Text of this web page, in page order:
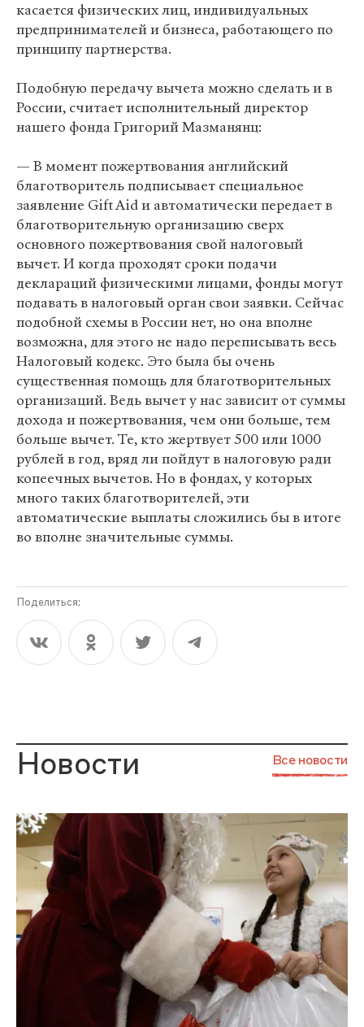
касается физических лиц, индивидуальных
предпринимателей и бизнеса, работающего по
принципу партнерства.
Подобную передачу вычета можно сделать и в
России, считает исполнительный директор
нашего фонда Григорий Мазманянц:
— В момент пожертвования английский
благотворитель подписывает специальное
заявление Gift Aid и автоматически передает в
благотворительную организацию сверх
основного пожертвования свой налоговый
вычет. И когда проходят сроки подачи
деклараций физическими лицами, фонды могут
подавать в налоговый орган свои заявки. Сейчас
подобной схемы в России нет, но она вполне
возможна, для этого не надо переписывать весь
Налоговый кодекс. Это была бы очень
существенная помощь для благотворительных
организаций. Ведь вычет у нас зависит от суммы
дохода и пожертвования, чем они больше, тем
больше вычет. Те, кто жертвует 500 или 1000
рублей в год, вряд ли пойдут в налоговую ради
копеечных вычетов. Но в фондах, у которых
много таких благотворителей, эти
автоматические выплаты сложились бы в итоге
во вполне значительные суммы.
Поделиться:
Новости Все новости